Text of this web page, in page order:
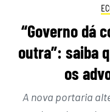
“Governo dá
outra”: saiba
os
A nova portaria